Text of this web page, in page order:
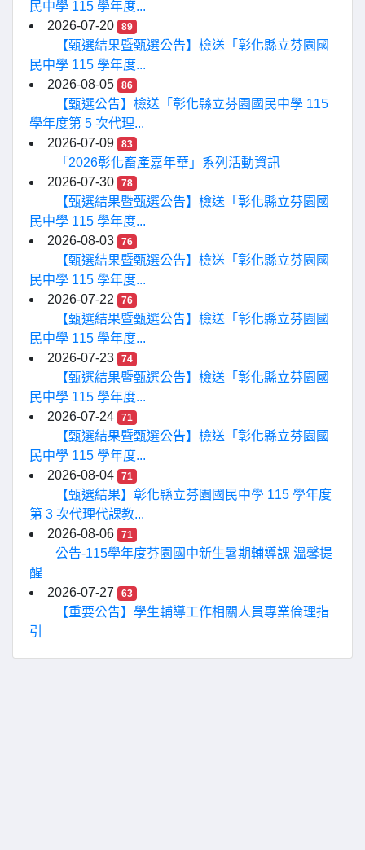
民中學 115 學年度...
2026-07-20
89
【甄選結果暨甄選公告】檢送「彰化縣立芬園國
民中學 115 學年度...
2026-08-05
86
【甄選公告】檢送「彰化縣立芬園國民中學 115
學年度第 5 次代理...
2026-07-09
83
「2026彰化畜產嘉年華」系列活動資訊
2026-07-30
78
【甄選結果暨甄選公告】檢送「彰化縣立芬園國
民中學 115 學年度...
2026-08-03
76
【甄選結果暨甄選公告】檢送「彰化縣立芬園國
民中學 115 學年度...
2026-07-22
76
【甄選結果暨甄選公告】檢送「彰化縣立芬園國
民中學 115 學年度...
2026-07-23
74
【甄選結果暨甄選公告】檢送「彰化縣立芬園國
民中學 115 學年度...
2026-07-24
71
【甄選結果暨甄選公告】檢送「彰化縣立芬園國
民中學 115 學年度...
2026-08-04
71
【甄選結果】彰化縣立芬園國民中學 115 學年度
第 3 次代理代課教...
2026-08-06
71
公告-115學年度芬園國中新生暑期輔導課 溫馨提
醒
2026-07-27
63
【重要公告】學生輔導工作相關人員專業倫理指
引